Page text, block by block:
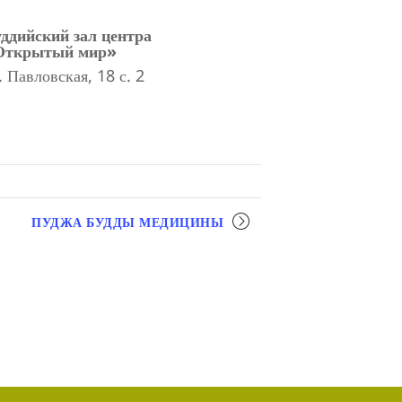
зал центра
мир»
Павловская, 18 с. 2
ПУДЖА БУДДЫ МЕДИЦИНЫ